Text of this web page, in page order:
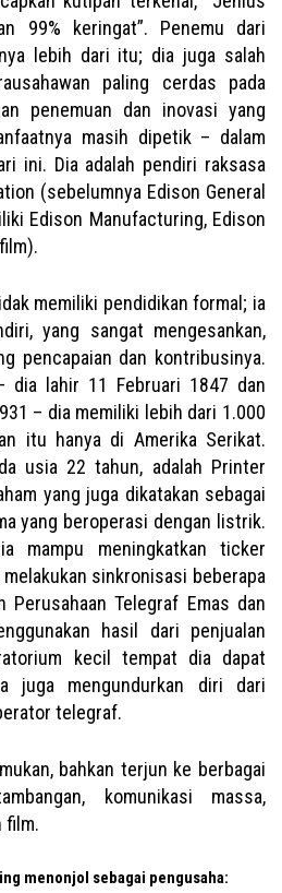
99% keringat”. Penemu dari
lebih dari itu; dia juga salah
paling cerdas pada
penemuan dan inovasi yang
masih dipetik – dalam
ini. Dia adalah pendiri raksasa
(sebelumnya Edison General
Edison Manufacturing, Edison
memiliki pendidikan formal; ia
yang sangat mengesankan,
pencapaian dan kontribusinya.
dia lahir 11 Februari 1847 dan
– dia memiliki lebih dari 1.000
itu hanya di Amerika Serikat.
usia 22 tahun, adalah Printer
yang juga dikatakan sebagai
yang beroperasi dengan listrik.
mampu meningkatkan ticker
sinkronisasi beberapa
Telegraf Emas dan
hasil dari penjualan
kecil tempat dia dapat
juga mengundurkan diri dari
telegraf.
bahkan terjun ke berbagai
komunikasi massa,
film.
menonjol sebagai pengusaha: